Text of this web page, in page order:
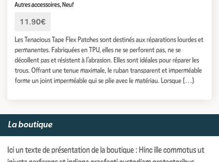
Autres accessoires,Neuf
11.90€
Les Tenacious Tape Flex Patches sont destinés aux réparations lourdes et
permanentes. Fabriquées en TPU, elles ne se perforent pas, ne se
décollent pas et résistent à l’abrasion. Elles sont idéales pour réparer les
trous. Offrant une tenue maximale, le ruban transparent et imperméable
forme un joint imperméable qui se plie avec le matériau. Lorsque […]
La boutique
Ici un texte de présentation de la boutique : Hinc ille commotus ut